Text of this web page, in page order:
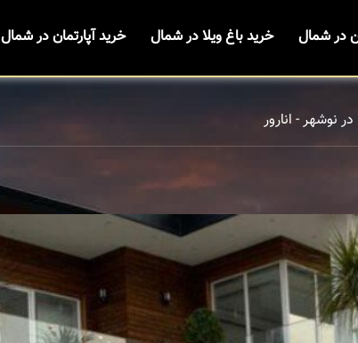
در شمال خرید باغ ویلا در شمال خرید آپارتمان در شمال
نوشهر - انارور